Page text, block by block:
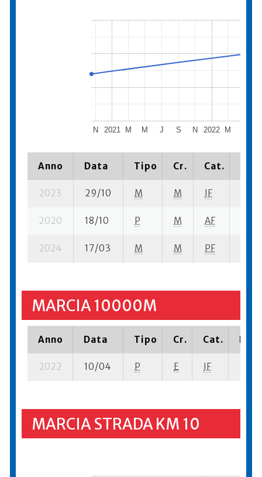
2021 2022
N M M J S N M
Anno Data Tipo Cr. Cat.
2023 29/10 M M JF
2020 18/10 P M AF
2024 17/03 M M PF
MARCIA 10000M
Anno Data Tipo Cr. Cat.
2022 10/04 P E JF
MARCIA STRADA KM 10